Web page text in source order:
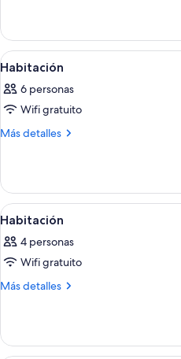
Abrir
todas
las
fotos
de
13
Habitación
6 personas
Wifi gratuito
Más detalles
Más
Abrir
todas
las
fotos
de
11
Habitación
4 personas
Wifi gratuito
Más detalles
Más